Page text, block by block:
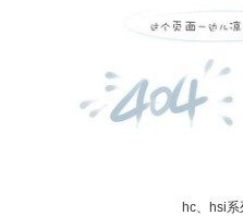
hc、hsi系